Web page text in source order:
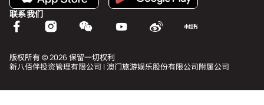
个人资料与安全
会籍礼遇
联系我们
版权所有 © 2026 保留一切权利
新八佰伴投资管理有限公司 | 澳门旅游娱乐股份有限公司附属公司